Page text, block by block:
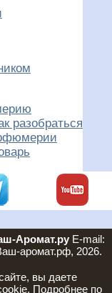
разобраться
Аромат.ру E-mail:
аромат.рф, 2026.
вы даете
Подробнее по